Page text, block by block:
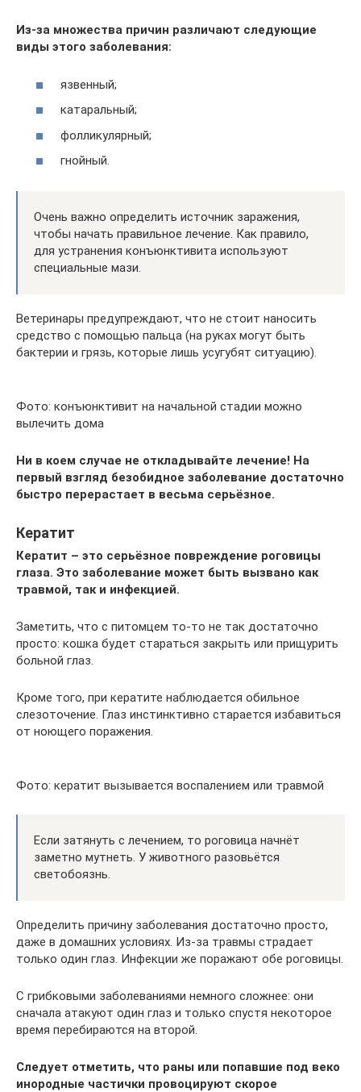
Из-за множества причин различают следующие
виды этого заболевания:
язвенный;
катаральный;
фолликулярный;
гнойный.
Очень важно определить источник заражения,
чтобы начать правильное лечение. Как правило,
для устранения конъюнктивита используют
специальные мази.
Ветеринары предупреждают, что не стоит наносить
средство с помощью пальца (на руках могут быть
бактерии и грязь, которые лишь усугубят ситуацию).
Фото: конъюнктивит на начальной стадии можно
вылечить дома
Ни в коем случае не откладывайте лечение! На
первый взгляд безобидное заболевание достаточно
быстро перерастает в весьма серьёзное.
Кератит
Кератит – это серьёзное повреждение роговицы
глаза. Это заболевание может быть вызвано как
травмой, так и инфекцией.
Заметить, что с питомцем то-то не так достаточно
просто: кошка будет стараться закрыть или прищурить
больной глаз.
Кроме того, при кератите наблюдается обильное
слезоточение. Глаз инстинктивно старается избавиться
от ноющего поражения.
Фото: кератит вызывается воспалением или травмой
Если затянуть с лечением, то роговица начнёт
заметно мутнеть. У животного разовьётся
светобоязнь.
Определить причину заболевания достаточно просто,
даже в домашних условиях. Из-за травмы страдает
только один глаз. Инфекции же поражают обе роговицы.
С грибковыми заболеваниями немного сложнее: они
сначала атакуют один глаз и только спустя некоторое
время перебираются на второй.
Следует отметить, что раны или попавшие под веко
инородные частички провоцируют скорое